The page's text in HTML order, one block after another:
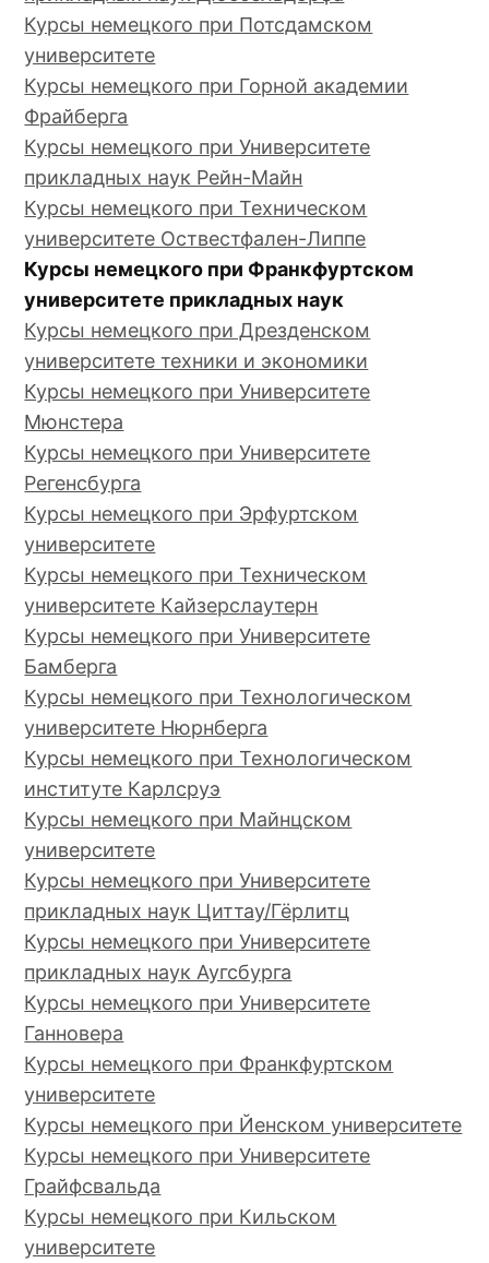
Курсы немецкого при Потсдамском
университете
Курсы немецкого при Горной академии
Фрайберга
Курсы немецкого при Университете
прикладных наук Рейн-Майн
Курсы немецкого при Техническом
университете Оствестфален-Липпе
Курсы немецкого при Франкфуртском
университете прикладных наук
Курсы немецкого при Дрезденском
университете техники и экономики
Курсы немецкого при Университете
Мюнстера
Курсы немецкого при Университете
Регенсбурга
Курсы немецкого при Эрфуртском
университете
Курсы немецкого при Техническом
университете Кайзерслаутерн
Курсы немецкого при Университете
Бамберга
Курсы немецкого при Технологическом
университете Нюрнберга
Курсы немецкого при Технологическом
институте Карлсруэ
Курсы немецкого при Майнцском
университете
Курсы немецкого при Университете
прикладных наук Циттау/Гёрлитц
Курсы немецкого при Университете
прикладных наук Аугсбурга
Курсы немецкого при Университете
Ганновера
Курсы немецкого при Франкфуртском
университете
Курсы немецкого при Йенском университете
Курсы немецкого при Университете
Грайфсвальда
Курсы немецкого при Кильском
университете